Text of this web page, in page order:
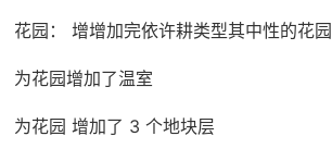
花园： 增增加完依许耕类型其中性的花园
为花园增加了温室
为花园 增加了 3 个地块层